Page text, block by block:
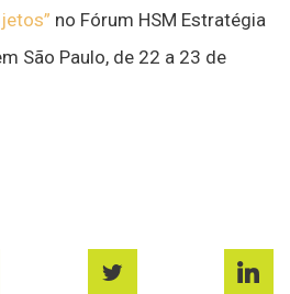
no Fórum HSM Estratégia
São Paulo, de 22 a 23 de